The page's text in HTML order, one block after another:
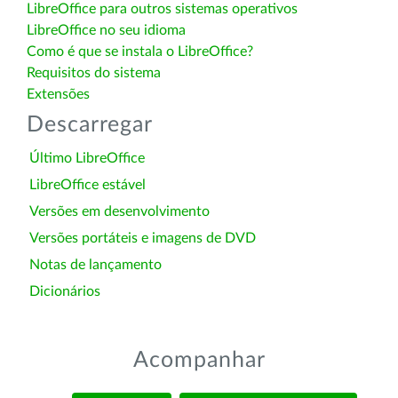
LibreOffice para outros sistemas operativos
LibreOffice no seu idioma
Como é que se instala o LibreOffice?
Requisitos do sistema
Extensões
Descarregar
Último LibreOffice
LibreOffice estável
Versões em desenvolvimento
Versões portáteis e imagens de DVD
Notas de lançamento
Dicionários
Acompanhar